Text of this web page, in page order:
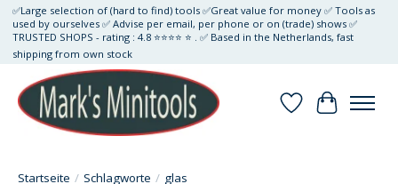
✅Large selection of (hard to find) tools ✅Great value for money ✅ Tools as
used by ourselves ✅ Advise per email, per phone or on (trade) shows ✅
TRUSTED SHOPS - rating : 4.8 ⭐⭐⭐⭐ ⭐ . ✅ Based in the Netherlands, fast
shipping from own stock
Wunschzettel
Ihr
Startseite / Schlagworte / glas